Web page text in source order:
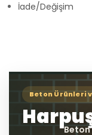
İade/Değişim